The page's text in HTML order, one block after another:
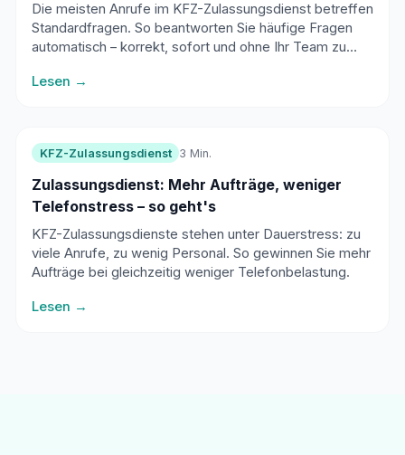
Die meisten Anrufe im KFZ-Zulassungsdienst betreffen
Standardfragen. So beantworten Sie häufige Fragen
automatisch – korrekt, sofort und ohne Ihr Team zu
Lesen →
KFZ-Zulassungsdienst 3 Min.
Zulassungsdienst: Mehr Aufträge, weniger
Telefonstress – so geht's
KFZ-Zulassungsdienste stehen unter Dauerstress: zu
viele Anrufe, zu wenig Personal. So gewinnen Sie mehr
Aufträge bei gleichzeitig weniger Telefonbelastung.
Lesen →